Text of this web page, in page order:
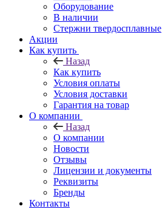
Оборудование
В наличии
Стержни твердосплавные
Акции
Как купить
Назад
Как купить
Условия оплаты
Условия доставки
Гарантия на товар
О компании
Назад
О компании
Новости
Отзывы
Лицензии и документы
Реквизиты
Бренды
Контакты